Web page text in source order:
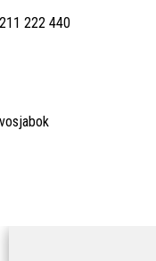
211 222 440
vosjabok